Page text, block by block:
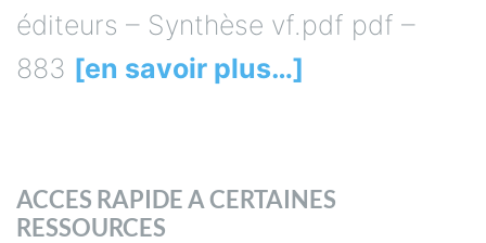
éditeurs – Synthèse vf.pdf pdf –
883 [en savoir plus…]
ACCES RAPIDE A CERTAINES
RESSOURCES